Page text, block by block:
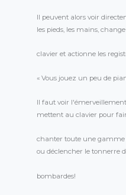
Il peuvent alors voir
les pieds, les mains,
clavier et actionne les
« Vous jouez un peu de
Il faut voir l'émerveillement
mettent au clavier pour
chanter toute une gamme
ou déclencher le tonnerre
bombardes!